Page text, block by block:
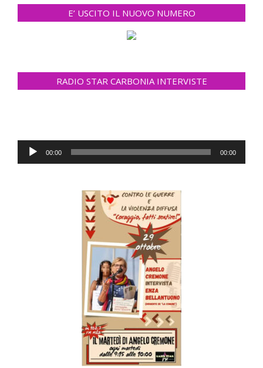
E’ USCITO IL NUOVO NUMERO
RADIO STAR CARBONIA INTERVISTE
Audio-
Player
00:00 00:00